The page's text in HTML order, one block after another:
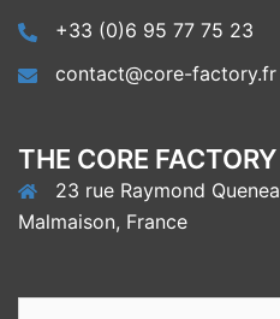
+33 (0)6 95 77 75 23
contact@core-factory.fr
THE CORE
23 rue Raymond
Malmaison, France